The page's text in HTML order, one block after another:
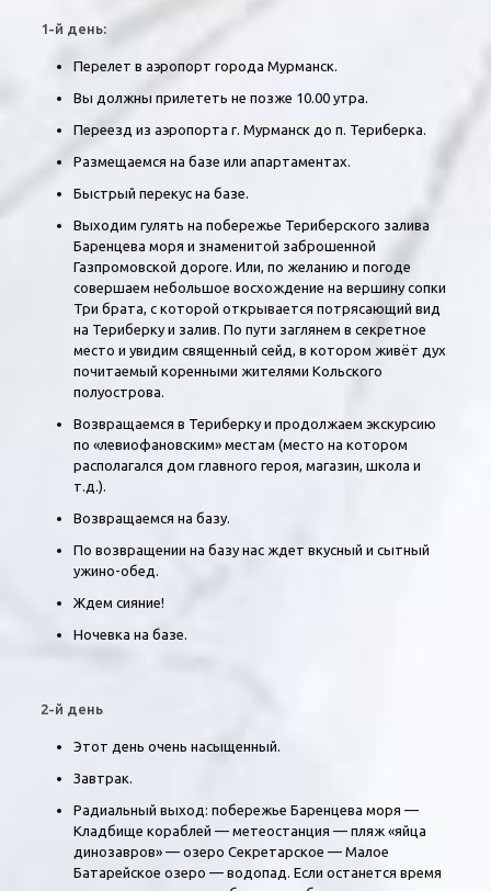
1-й день:
Перелет в аэропорт города Мурманск.
Вы должны прилететь не позже 10.00 утра.
Переезд из аэропорта г. Мурманск до п. Териберка.
Размещаемся на базе или апартаментах.
Быстрый перекус на базе.
Выходим гулять на побережье Териберского залива
Баренцева моря и знаменитой заброшенной
Газпромовской дороге. Или, по желанию и погоде
совершаем небольшое восхождение на вершину сопки
Три брата, с которой открывается потрясающий вид
на Териберку и залив. По пути заглянем в секретное
место и увидим священный сейд, в котором живёт дух
почитаемый коренными жителями Кольского
полуострова.
Возвращаемся в Териберку и продолжаем экскурсию
по «левиофановским» местам (место на котором
располагался дом главного героя, магазин, школа и
т.д.).
Возвращаемся на базу.
По возвращении на базу нас ждет вкусный и сытный
ужино-обед.
Ждем сияние!
Ночевка на базе.
2-й день
Этот день очень насыщенный.
Завтрак.
Радиальный выход: побережье Баренцева моря —
Кладбище кораблей — метеостанция — пляж «яйца
динозавров» — озеро Секретарское — Малое
Батарейское озеро — водопад. Если останется время